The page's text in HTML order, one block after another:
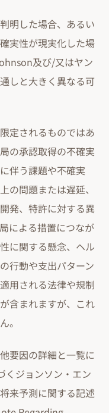
明した場合、あるい
実性が現実化した場
及び/又はヤン
しと大きく異なる可
定されるものではあ
の承認取得の不確実
伴う課題や不確実
の問題または遅延、
発、特許に対する異
による措置につなが
に関する懸念、ヘル
行動や支出パターン
用される法律や規制
含まれますが、これ
。
要因の詳細と一覧に
くジョンソン・エン
来予測に関する記述